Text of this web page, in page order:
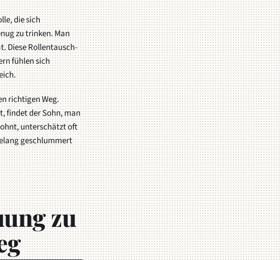
die sich
zu trinken. Man
Diese Rollentausch-
fühlen sich
richtigen Weg.
findet der Sohn, man
unterschätzt oft
geschlummert
zu